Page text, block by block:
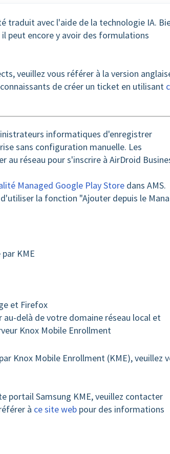
traduit avec l'aide de la technologie IA.
peut encore y avoir des formulations
veuillez vous référer à la version
de créer un ticket en utilisant
informatiques d'enregistrer
sans configuration manuelle. Les
réseau pour s'inscrire à AirDroid
Managed Google Play Store dans AMS.
la fonction "Ajouter depuis le
KME
et Firefox
au-delà de votre domaine réseau local et
Knox Mobile Enrollment
Knox Mobile Enrollment (KME), veuillez
portail Samsung KME, veuillez contacter
à ce site web pour des informations